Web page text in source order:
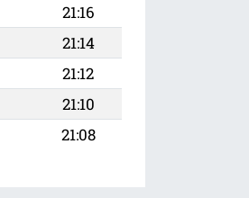
21:16
21:14
21:12
21:10
21:08